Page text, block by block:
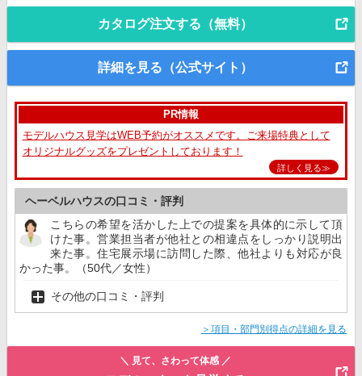
カタログ注文する（無料）
詳細を見る（公式サイト）
PR情報
モデルハウス見学はWEB予約がオススメです。ご来場特典として
オリジナルグッズをプレゼントしております！
詳しく見る≫
ヘーベルハウスの口コミ・評判
こちらの希望を活かした上での提案を具体的に示して頂
けた事。営業担当者が他社との相違点をしっかり説明出
来た事。住宅展示場に訪問した際、他社よりも対応が良
かった事。（50代／女性）
その他の口コミ・評判
＞項目・部門別得点の詳細を見る
＼ 見て、さわって体感 ／